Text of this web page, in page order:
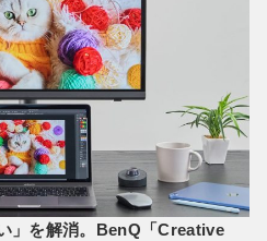
」を解消。BenQ「Creative